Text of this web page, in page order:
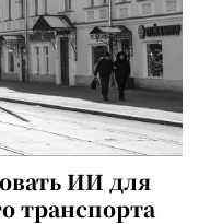
ИИ для
транспорта